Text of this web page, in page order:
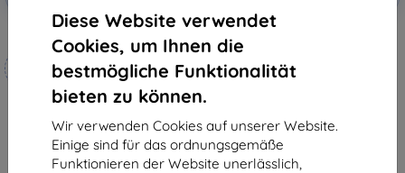
Diese Website verwendet
Cookies, um Ihnen die
bestmögliche Funktionalität
bieten zu können.
Wir verwenden Cookies auf unserer Website.
Einige sind für das ordnungsgemäße
Funktionieren der Website unerlässlich,
3mk Hammer Schutzfolie
Maßgeschneidert
hergestellt
19,90 €
17,91 €
Auf Lager 4 Stk.
3MK FlexibleGlass Tecno Spark
20C hybrides Schutzglas
15,90 €
6,21 €